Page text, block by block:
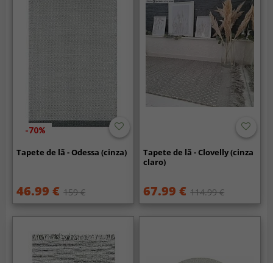
-70%
Tapete de lã - Odessa (cinza)
46.99 € 159 €
Tapete de lã - Clovelly (cinza
claro)
67.99 € 114.99 €